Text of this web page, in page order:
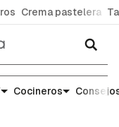
Crema pastelera
para el día
Cocineros